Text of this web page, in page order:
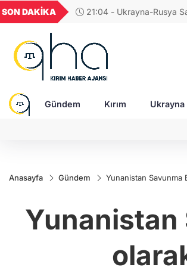
SON DAKİKA
21:04 - Ukrayna-Rusya
GEL
18,2032
16,2351
Gündem Kırım Ukrayna
Anasayfa Gündem Yunanistan Savunma
Yunanistan